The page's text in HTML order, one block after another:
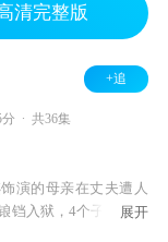
清完整版
+追
分 共36集
演的母亲在丈夫遭人
铛入狱，4个子女则各
展开